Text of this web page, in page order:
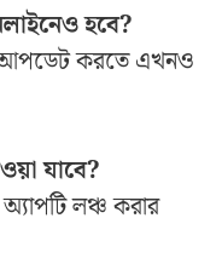
হবে?
আপডেট করতে এখনও
যাবে?
লঞ্চ করার